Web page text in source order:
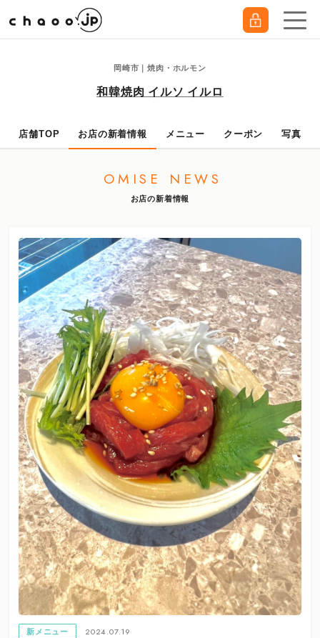
岡崎市｜焼肉・ホルモン
和韓焼肉 イルソ イルロ
店舗TOP お店の新着情報 メニュー クーポン 写真
OMISE NEWS
お店の新着情報
新メニュー
2024.07.19